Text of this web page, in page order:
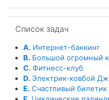
Список задач
A. Интернет-банкинг
B. Большой огромный
C. Фитнесс-клуб
D. Электрик-ковбой
E. Счастливый билетик